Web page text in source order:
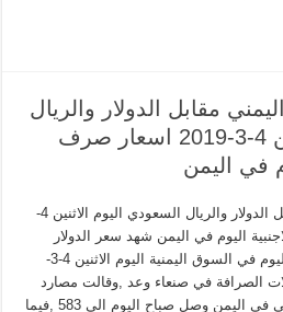
مقابل الدولار والريال
السعودي اليوم الاثنين 4-3-2019 اسعار صرف
في اليمن
اسعار صرف الريال اليمني مقابل الدولار والريال السعودي اليوم الاثنين 4-
اليوم في اليمن شهد سعر الدولار
الأمريكي مقابل الريال اليمني اليوم في السوق اليمنية اليوم الاثنين 4-3-
الصرافة في صنعاء وعد ,وقالت مصارد
مصرفية ان سعر الدولار الامريكي في اليمن وصل صباح اليوم الى 583 ,فيما